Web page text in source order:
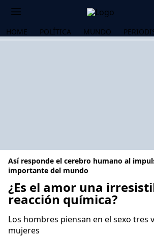
HOME POLÍTICA MUNDO
Así responde el cerebro humano al
importante del mundo
¿Es el amor una
reacción química?
Los hombres piensan en el sexo tres
mujeres